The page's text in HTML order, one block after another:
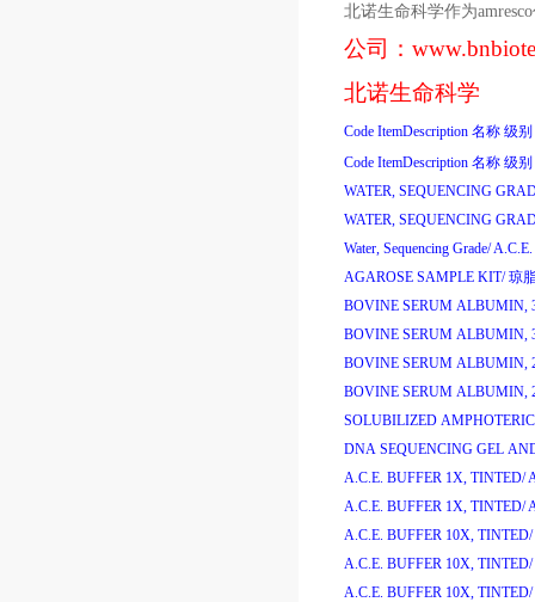
北诺生命科学作为amresco
公司：
北诺生命科学
Code ItemDescription 名称 级别
Code ItemDescription 名称 级别
WATER, SEQUENCING
WATER, SEQUENCING
Water, Sequencing Grade/A.C.E.
AGAROSE SAMPLE KIT/ 琼
BOVINE SERUM ALBUMIN,
BOVINE SERUM ALBUMIN,
BOVINE SERUM ALBUMIN,
BOVINE SERUM ALBUMIN,
SOLUBILIZED
DNA SEQUENCING GEL
A.C.E. BUFFER 1X, TINTED/
A.C.E. BUFFER 1X, TINTED/
A.C.E. BUFFER 10X, TINTED/
A.C.E. BUFFER 10X, TINTED/
A.C.E. BUFFER 10X, TINTED/